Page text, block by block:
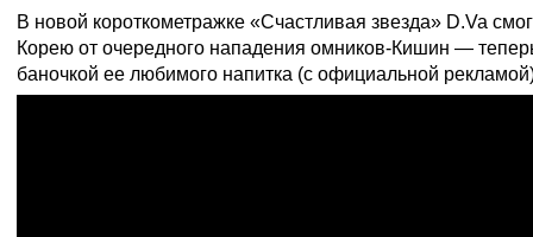
В новой короткометражке «Счастливая звезда» D.Va
Корею от очередного нападения омников-Кишин —
баночкой ее любимого напитка (с официальной